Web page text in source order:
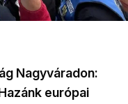
Nagyváradon:
európai